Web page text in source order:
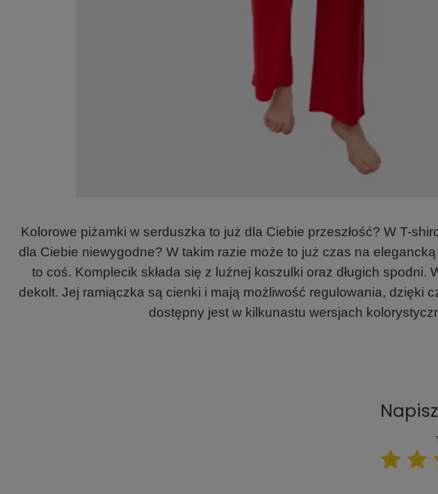
Kolorowe piżamki w serduszka to już dla Ciebie przeszłość? W T-
dla Ciebie niewygodne? W takim razie może to już czas na
to coś. Komplecik składa się z luźnej koszulki oraz długich
dekolt. Jej ramiączka są cienki i mają możliwość regulowania, dzięki
dostępny jest w kilkunastu wersjach